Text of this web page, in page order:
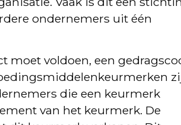
ondernemers uit één
moet voldoen, een
die een keurmerk
van het keurmerk. De